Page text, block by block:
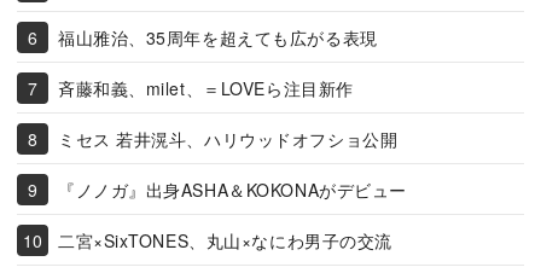
福山雅治、35周年を超えても広がる表現
斉藤和義、milet、＝LOVEら注目新作
ミセス 若井滉斗、ハリウッドオフショ公開
『ノノガ』出身ASHA＆KOKONAがデビュー
二宮×SixTONES、丸山×なにわ男子の交流